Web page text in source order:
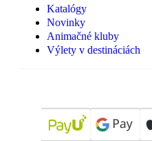
Katalógy
Novinky
Animačné kluby
Výlety v destináciách